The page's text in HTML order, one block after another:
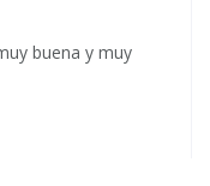
buena y muy